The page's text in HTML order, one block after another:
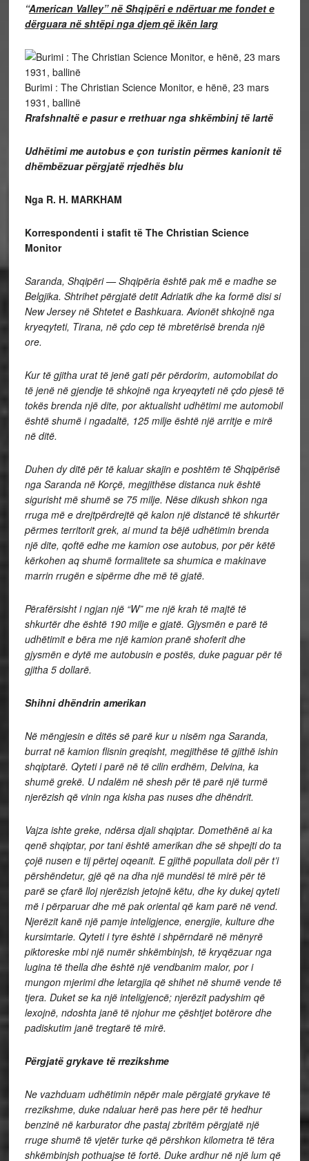
“American Valley” në Shqipëri e ndërtuar me fondet e
dërguara në shtëpi nga djem që ikën larg
Burimi : The Christian Science Monitor, e hënë, 23 mars
1931, ballinë
Rrafshnaltë e pasur e rrethuar nga shkëmbinj të lartë
Udhëtimi me autobus e çon turistin përmes kanionit të
dhëmbëzuar përgjatë rrjedhës blu
Nga R. H. MARKHAM
Korrespondenti i stafit të The Christian Science
Monitor
Saranda, Shqipëri — Shqipëria është pak më e madhe se
Belgjika. Shtrihet përgjatë detit Adriatik dhe ka formë disi si
New Jersey në Shtetet e Bashkuara. Avionët shkojnë nga
kryeqyteti, Tirana, në çdo cep të mbretërisë brenda një
ore.
Kur të gjitha urat të jenë gati për përdorim, automobilat do
të jenë në gjendje të shkojnë nga kryeqyteti në çdo pjesë të
tokës brenda një dite, por aktualisht udhëtimi me automobil
është shumë i ngadaltë, 125 milje është një arritje e mirë
në ditë.
Duhen dy ditë për të kaluar skajin e poshtëm të Shqipërisë
nga Saranda në Korçë, megjithëse distanca nuk është
sigurisht më shumë se 75 milje. Nëse dikush shkon nga
rruga më e drejtpërdrejtë që kalon një distancë të shkurtër
përmes territorit grek, ai mund ta bëjë udhëtimin brenda
një dite, qoftë edhe me kamion ose autobus, por për këtë
kërkohen aq shumë formalitete sa shumica e makinave
marrin rrugën e sipërme dhe më të gjatë.
Përafërsisht i ngjan një “W” me një krah të majtë të
shkurtër dhe është 190 milje e gjatë. Gjysmën e parë të
udhëtimit e bëra me një kamion pranë shoferit dhe
gjysmën e dytë me autobusin e postës, duke paguar për të
gjitha 5 dollarë.
Shihni dhëndrin amerikan
Në mëngjesin e ditës së parë kur u nisëm nga Saranda,
burrat në kamion flisnin greqisht, megjithëse të gjithë ishin
shqiptarë. Qyteti i parë në të cilin erdhëm, Delvina, ka
shumë grekë. U ndalëm në shesh për të parë një turmë
njerëzish që vinin nga kisha pas nuses dhe dhëndrit.
Vajza ishte greke, ndërsa djali shqiptar. Domethënë ai ka
qenë shqiptar, por tani është amerikan dhe së shpejti do ta
çojë nusen e tij përtej oqeanit. E gjithë popullata doli për t’i
përshëndetur, gjë që na dha një mundësi të mirë për të
parë se çfarë lloj njerëzish jetojnë këtu, dhe ky dukej qyteti
më i përparuar dhe më pak oriental që kam parë në vend.
Njerëzit kanë një pamje inteligjence, energjie, kulture dhe
kursimtarie. Qyteti i tyre është i shpërndarë në mënyrë
piktoreske mbi një numër shkëmbinjsh, të kryqëzuar nga
lugina të thella dhe është një vendbanim malor, por i
mungon mjerimi dhe letargjia që shihet në shumë vende të
tjera. Duket se ka një inteligjencë; njerëzit padyshim që
lexojnë, ndoshta janë të njohur me çështjet botërore dhe
padiskutim janë tregtarë të mirë.
Përgjatë grykave të rrezikshme
Ne vazhduam udhëtimin nëpër male përgjatë grykave të
rrezikshme, duke ndaluar herë pas here për të hedhur
benzinë në karburator dhe pastaj zbritëm përgjatë një
rruge shumë të vjetër turke që përshkon kilometra të tëra
shkëmbinjsh pothuajse të fortë. Duke ardhur në një lum që